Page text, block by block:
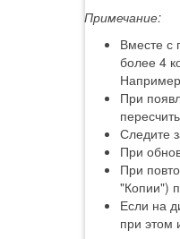
Примечание:
Вместе с
более 4
При
Следите
При
При
"Копии")
Если на
при этом